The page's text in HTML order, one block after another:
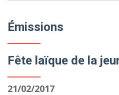
Émissions
Fête laïque de la
21/02/2017